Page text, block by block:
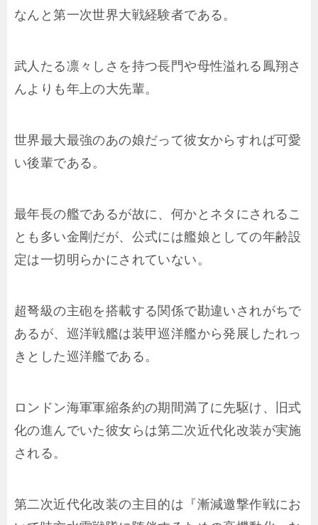
なんと第一次世界大戦経験者である。
武人たる凛々しさを持つ長門や母性溢れる鳳翔さ
んよりも年上の大先輩。
世界最大最強のあの娘だって彼女からすれば可愛
い後輩である。
最年長の艦であるが故に、何かとネタにされるこ
とも多い金剛だが、公式には艦娘としての年齢設
定は一切明らかにされていない。
超弩級の主砲を搭載する関係で勘違いされがちで
あるが、巡洋戦艦は装甲巡洋艦から発展したれっ
きとした巡洋艦である。
ロンドン海軍軍縮条約の期間満了に先駆け、旧式
化の進んでいた彼女らは第二次近代化改装が実施
される。
第二次近代化改装の主目的は『漸減邀撃作戦にお